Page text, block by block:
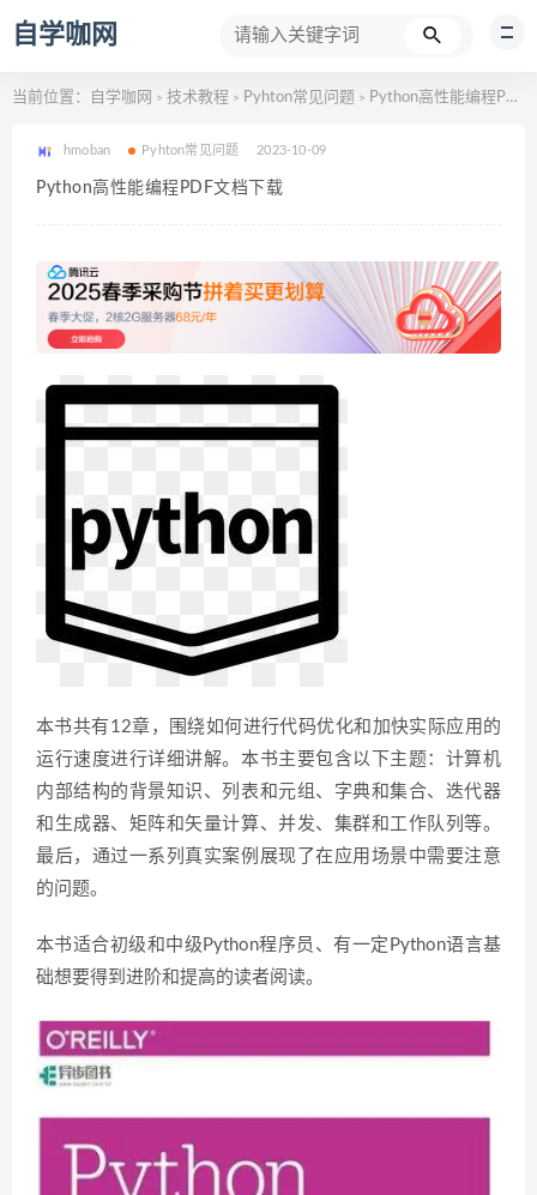
自学咖网
当前位置： 自学咖网 > 技术教程 > Pyhton常见问题 > Python高性能编程PDF文档下载
hmoban Pyhton常见问题 2023-10-09
Python高性能编程PDF文档下载
本书共有12章，围绕如何进行代码优化和加快实际应用的
运行速度进行详细讲解。本书主要包含以下主题：计算机
内部结构的背景知识、列表和元组、字典和集合、迭代器
和生成器、矩阵和矢量计算、并发、集群和工作队列等。
最后，通过一系列真实案例展现了在应用场景中需要注意
的问题。
本书适合初级和中级Python程序员、有一定Python语言基
础想要得到进阶和提高的读者阅读。